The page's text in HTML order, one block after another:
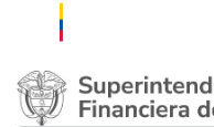
Saltar al contenido principal